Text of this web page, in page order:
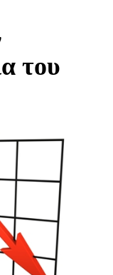
του